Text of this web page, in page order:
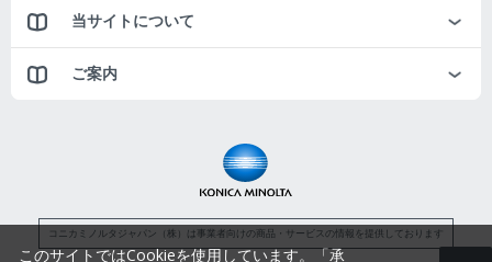
当サイトについて
ご案内
コニカミノルタジャパン（株）は事業者向けの商品・サービスの情報を提供しております
このサイトではCookieを使用しています。「承